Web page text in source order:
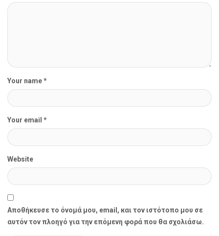
Your name *
Your email *
Website
Αποθήκευσε το όνομά μου, email, και τον ιστότοπο μου σε
αυτόν τον πλοηγό για την επόμενη φορά που θα σχολιάσω.